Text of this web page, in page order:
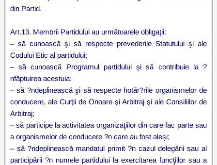
din Partid.
Art.13. Membrii Partidului au următoarele obligaţii:
– să cunoască şi să respecte prevederile Statutului şi ale
Codului Etic al partidului;
– să cunoască Programul partidului şi să contribuie la ?
nfăptuirea acestuia;
– să ?ndeplinească şi să respecte hotăr?rile organismelor de
conducere, ale Curţii de Onoare şi Arbitraj şi ale Consiliilor de
Arbitraj;
– să participe la activitatea organizaţiilor din care fac parte sau
a organismelor de conducere ?n care au fost aleşi;
– să ?ndeplinească mandatul primit ?n cazul delegării sau al
participării ?n numele partidului la exercitarea funcţiilor sau a